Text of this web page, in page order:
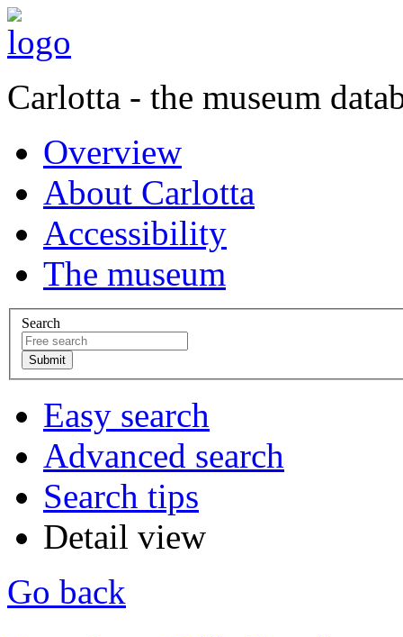
Carlotta - the museum
Overview
About Carlotta
Accessibility
The museum
Search
Easy search
Advanced search
Search tips
Detail view
Go back